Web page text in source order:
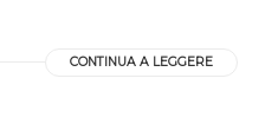
CONTINUA A LEGGERE